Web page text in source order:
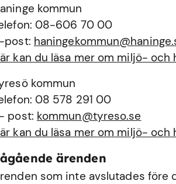
kommun
08-606 70 00
post:
kan du läsa mer om miljö-
kommun
08 578 291 00
post: kommun@tyreso.se
kan du läsa mer om miljö-
ärenden
som inte avslutades